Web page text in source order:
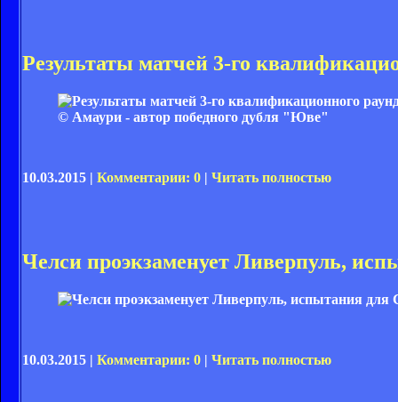
Результаты матчей 3-го
© Амаури - автор победного дубля "Юве"
10.03.2015 | Комментарии: 0 | Читать полностью
Челси проэкзаменует Ливерпуль,
10.03.2015 | Комментарии: 0 | Читать полностью